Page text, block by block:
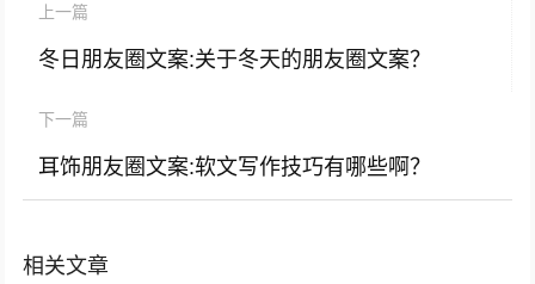
上一篇
冬日朋友圈文案:关于冬天的朋友圈文案？
下一篇
耳饰朋友圈文案:软文写作技巧有哪些啊？
相关文章